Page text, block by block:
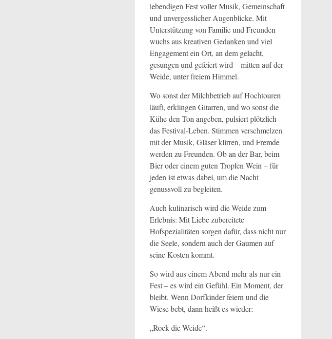
lebendigen Fest voller Musik, Gemeinschaft
und unvergesslicher Augenblicke. Mit
Unterstützung von Familie und Freunden
wuchs aus kreativen Gedanken und viel
Engagement ein Ort, an dem gelacht,
gesungen und gefeiert wird – mitten auf der
Weide, unter freiem Himmel.
Wo sonst der Milchbetrieb auf Hochtouren
läuft, erklingen Gitarren, und wo sonst die
Kühe den Ton angeben, pulsiert plötzlich
das Festival-Leben. Stimmen verschmelzen
mit der Musik, Gläser klirren, und Fremde
werden zu Freunden. Ob an der Bar, beim
Bier oder einem guten Tropfen Wein – für
jeden ist etwas dabei, um die Nacht
genussvoll zu begleiten.
Auch kulinarisch wird die Weide zum
Erlebnis: Mit Liebe zubereitete
Hofspezialitäten sorgen dafür, dass nicht nur
die Seele, sondern auch der Gaumen auf
seine Kosten kommt.
So wird aus einem Abend mehr als nur ein
Fest – es wird ein Gefühl. Ein Moment, der
bleibt. Wenn Dorfkinder feiern und die
Wiese bebt, dann heißt es wieder:
„Rock die Weide“.